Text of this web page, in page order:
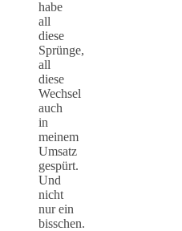
habe
all
diese
Sprünge,
all
diese
Wechsel
auch
in
meinem
Umsatz
gespürt.
Und
nicht
nur ein
bisschen.